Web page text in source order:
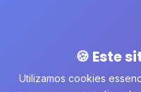
Política de Privacidade
🍪 Este
Utilizamos cookies